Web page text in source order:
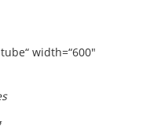
width=“600″